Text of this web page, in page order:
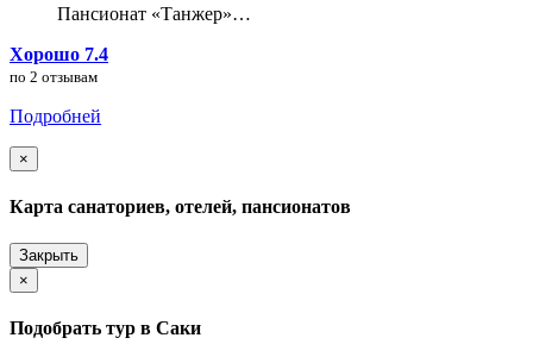
Пансионат «Танжер»…
Хорошо 7.4
по 2 отзывам
Подробней
×
Карта санаториев, отелей, пансионатов
Закрыть
×
Подобрать тур в Саки